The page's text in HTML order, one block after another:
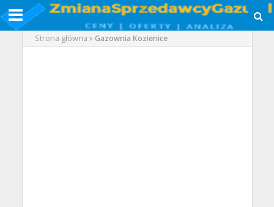
Strona główna »Gazownia Kozienice